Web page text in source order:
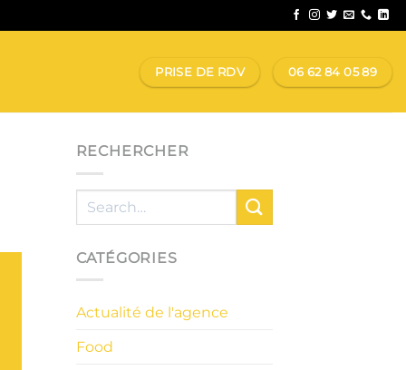
PRISE DE RDV 06 62 84 05 89
RECHERCHER
CATÉGORIES
Actualité de l'agence
Food